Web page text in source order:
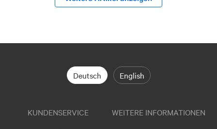
Deutsch English
KUNDENSERVICE WEITERE INFORMATIONEN